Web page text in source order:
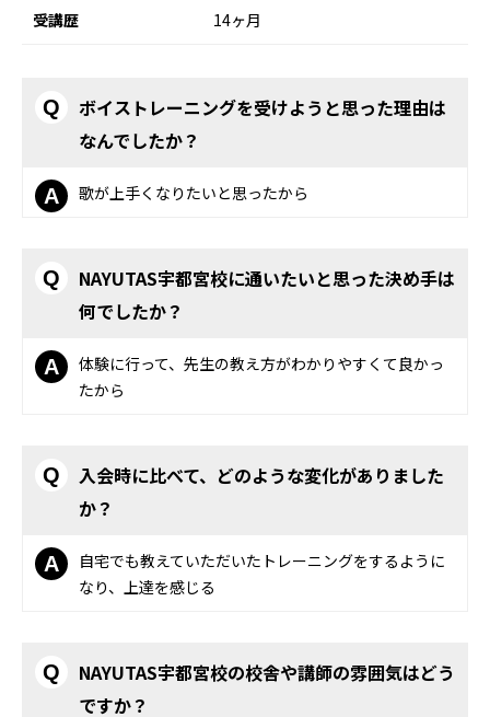
受講歴 14ヶ月
Q
ボイストレーニングを受けようと思った理由は
なんでしたか？
A 歌が上手くなりたいと思ったから
Q
NAYUTAS宇都宮校に通いたいと思った決め手は
何でしたか？
A
体験に行って、先生の教え方がわかりやすくて良かっ
たから
Q
入会時に比べて、どのような変化がありました
か？
A
自宅でも教えていただいたトレーニングをするように
なり、上達を感じる
Q
NAYUTAS宇都宮校の校舎や講師の雰囲気はどう
ですか？